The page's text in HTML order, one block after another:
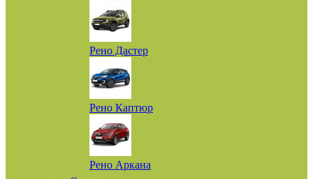
Рено Дастер
Рено Каптюр
Рено Аркана